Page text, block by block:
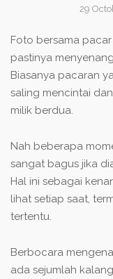
29
Foto bersama
pastinya
Biasanya pacaran
saling mencintai
milik berdua.
Nah beberapa
sangat bagus jika
Hal ini sebagai
lihat setiap saat,
tertentu.
Berbocara
ada sejumlah